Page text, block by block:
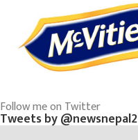
Follow me on Twitter
Tweets by @newsnepal2